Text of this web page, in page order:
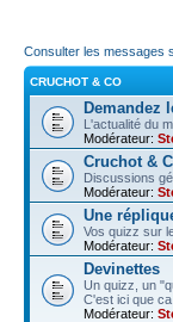
Consulter les messages
CRUCHOT & CO
Demandez
L'actualité du
Modérateur:
Cruchot &
Discussions
Modérateur:
Une
Vos quizz sur
Modérateur:
Devinettes
Un quizz, un
C'est ici que
Modérateur: